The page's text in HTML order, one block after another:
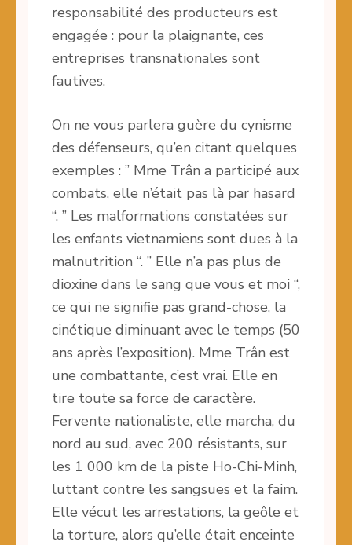
responsabilité des producteurs est
engagée : pour la plaignante, ces
entreprises transnationales sont
fautives.
On ne vous parlera guère du cynisme
des défenseurs, qu’en citant quelques
exemples : ” Mme Trân a participé aux
combats, elle n’était pas là par hasard
“. ” Les malformations constatées sur
les enfants vietnamiens sont dues à la
malnutrition “. ” Elle n’a pas plus de
dioxine dans le sang que vous et moi “,
ce qui ne signifie pas grand-chose, la
cinétique diminuant avec le temps (50
ans après l’exposition). Mme Trân est
une combattante, c’est vrai. Elle en
tire toute sa force de caractère.
Fervente nationaliste, elle marcha, du
nord au sud, avec 200 résistants, sur
les 1 000 km de la piste Ho-Chi-Minh,
luttant contre les sangsues et la faim.
Elle vécut les arrestations, la geôle et
la torture, alors qu’elle était enceinte